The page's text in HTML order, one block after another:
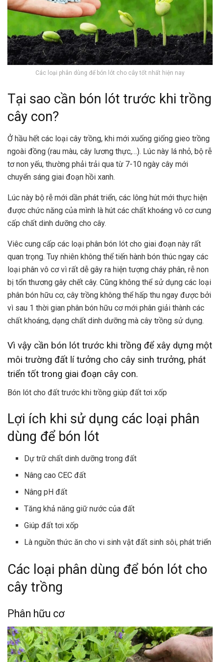
Các loại phân dùng để bón lót cho cây tốt nhất hiện nay
Tại sao cần bón lót trước khi trồng
cây con?
Ở hầu hết các loại cây trồng, khi mới xuống giống gieo trồng
ngoài đồng (rau màu, cây lương thực,…). Lúc này lá nhỏ, bộ rễ
tơ non yếu, thường phải trải qua từ 7-10 ngày cây mới
chuyển sáng giai đoạn hồi xanh.
Lúc này bộ rễ mới dần phát triển, các lông hút mới thực hiện
được chức năng của mình là hút các chất khoáng vô cơ cung
cấp chất dinh dưỡng cho cây.
Viêc cung cấp các loại phân bón lót cho giai đoạn này rất
quan trọng. Tuy nhiên không thể tiến hành bón thúc ngay các
loại phân vô cơ vì rất dễ gây ra hiện tượng cháy phân, rễ non
bị tổn thương gây chết cây. Cũng không thể sử dụng các loại
phân bón hữu cơ, cây trồng không thể hấp thu ngay được bởi
vì sau 1 thời gian phân bón hữu cơ mới phân giải thành các
chất khoáng, dạng chất dinh dưỡng mà cây trồng sử dụng.
Vì vậy cần bón lót trước khi trồng để xây dựng một
môi trường đất lí tưởng cho cây sinh trưởng, phát
triển tốt trong giai đoạn cây con.
Bón lót cho đất trước khi trồng giúp đất tơi xốp
Lợi ích khi sử dụng các loại phân
dùng để bón lót
Dự trữ chất dinh dưỡng trong đất
Nâng cao CEC đất
Nâng pH đất
Tăng khả năng giữ nước của đất
Giúp đất tơi xốp
Là nguồn thức ăn cho vi sinh vật đất sinh sôi, phát triển
Các loại phân dùng để bón lót cho
cây trồng
Phân hữu cơ